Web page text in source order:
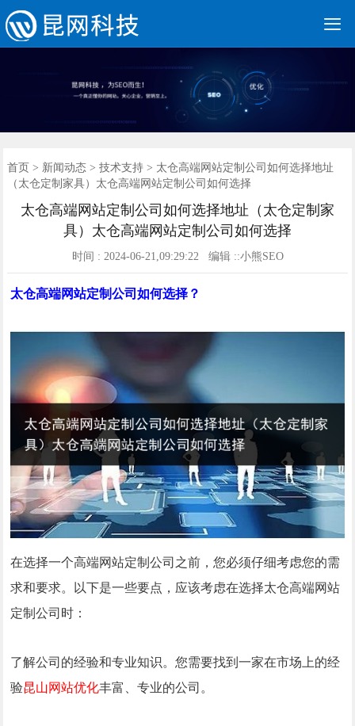

首页
网站建设
营销网站
手机网站
全网营销
网站优化
400电话
优化案例
建站案例
新闻动态
联系我们
首页 > 新闻动态> 技术支持> 太仓高端网站定制公司如何选择地址
（太仓定制家具）太仓高端网站定制公司如何选择
太仓高端网站定制公司如何选择地址（太仓定制家
具）太仓高端网站定制公司如何选择
时间 : 2024-06-21,09:29:22 编辑 ::小熊SEO
太仓高端网站定制公司如何选择？
在选择一个高端网站定制公司之前，您必须仔细考虑您的需
求和要求。以下是一些要点，应该考虑在选择太仓高端网站
定制公司时：
了解公司的经验和专业知识。您需要找到一家在市场上的经
验昆山网站优化丰富、专业的公司。